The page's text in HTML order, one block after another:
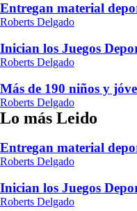
Entregan material
Roberts Delgado
Inician los Juegos
Roberts Delgado
Más de 190 niños y
Roberts Delgado
Lo más Leido
Entregan material
Roberts Delgado
Inician los Juegos
Roberts Delgado